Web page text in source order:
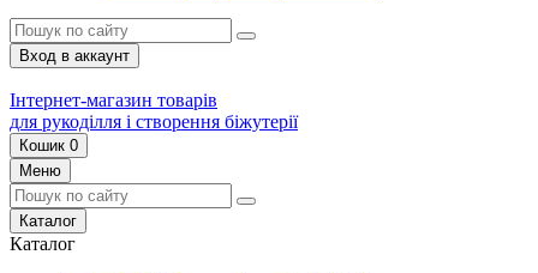
Вход в аккаунт
Інтернет-магазин товарів
для рукоділля і створення біжутерії
Кошик 0
Меню
Каталог
Каталог